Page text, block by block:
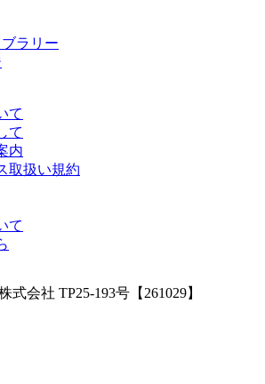
て
て
内
取扱い規約
て
会社 TP25-193号【261029】